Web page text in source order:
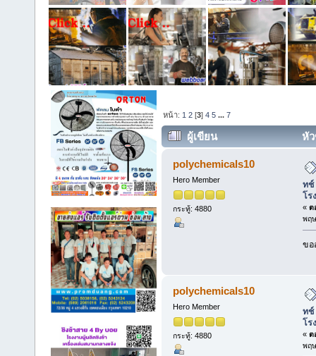
หน้า: 1 2 [3]4 5 ...7
ผู้เขียน
หั
แบทช์ CaCO3 ราคาส่ง สำหรับ
polychemicals10
Hero Member
กระทู้: 4880
ทช์
โร
« ต
พฤ
ขอ
polychemicals10
Hero Member
กระทู้: 4880
ทช์
โร
« ต
พฤ